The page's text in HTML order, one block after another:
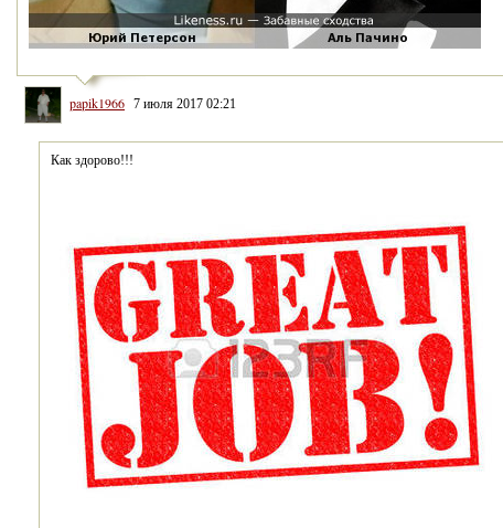
papik1966 7 июля 2017 02:21